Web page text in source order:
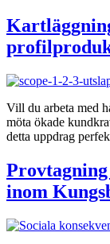
Vill du arbeta med
möta ökade
detta uppdrag
Provtagning
inom